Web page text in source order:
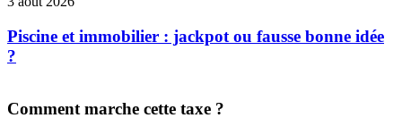
Piscine et immobilier : jackpot ou fausse bonne idée
?
Comment marche cette taxe ?